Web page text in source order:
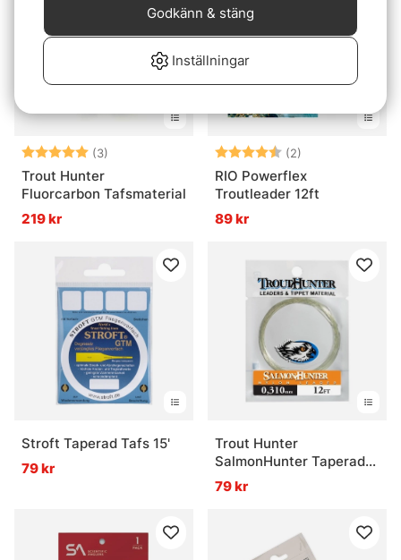
Betyg: (3)
5.0 utav 5 stjärnor
Trout Hunter
Fluorcarbon Tafsmaterial
219 kr
Betyg: (2)
RIO Powerflex
Troutleader 12ft
89 kr
Stroft Taperad Tafs 15'
79 kr
Trout Hunter
SalmonHunter Taperad
Tafs 12ft
79 kr
Inställningar
Godkänn & stäng